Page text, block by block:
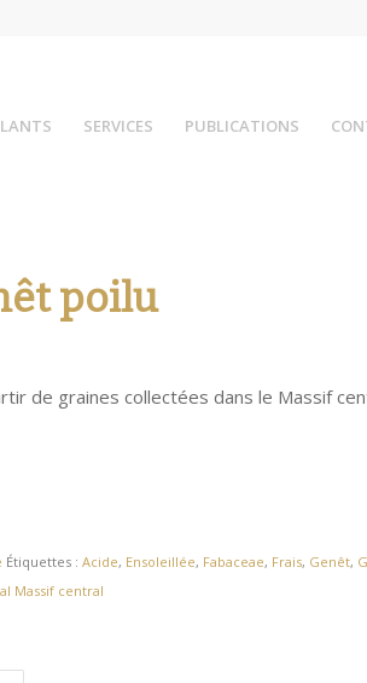
SERVICES PUBLICATIONS
poilu
de graines collectées dans le Massif
Étiquettes :Acide, Ensoleillée, Fabaceae, Frais, Genêt,
Massif central